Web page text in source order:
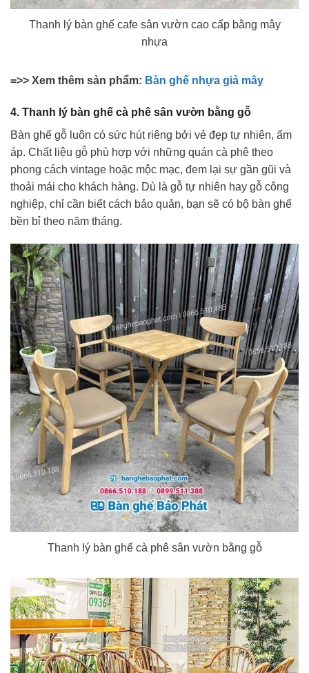
Thanh lý bàn ghế cafe sân vườn cao cấp bằng mây
nhựa
=>> Xem thêm sản phẩm: Bàn ghế nhựa giả mây
4. Thanh lý bàn ghế cà phê sân vườn bằng gỗ
Bàn ghế gỗ luôn có sức hút riêng bởi vẻ đẹp tự nhiên, ấm
áp. Chất liệu gỗ phù hợp với những quán cà phê theo
phong cách vintage hoặc mộc mạc, đem lại sự gần gũi và
thoải mái cho khách hàng. Dù là gỗ tự nhiên hay gỗ công
nghiệp, chỉ cần biết cách bảo quản, bạn sẽ có bộ bàn ghế
bền bỉ theo năm tháng.
Thanh lý bàn ghế cà phê sân vườn bằng gỗ